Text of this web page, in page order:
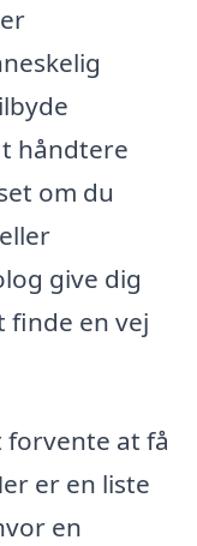
håndtere
om du
give dig
finde en vej
forvente at få
er en liste
en